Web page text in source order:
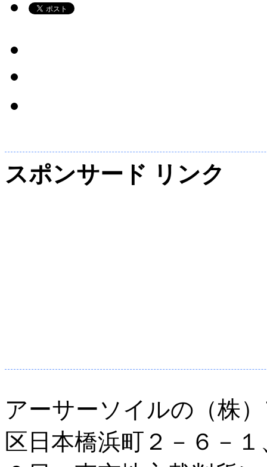
スポンサード リンク
アーサーソイルの（株
区日本橋浜町２－６－